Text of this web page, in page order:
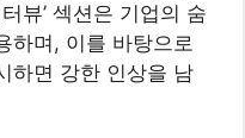
뷰’ 섹션은 기업의 숨
하며, 이를 바탕으로
하면 강한 인상을 남